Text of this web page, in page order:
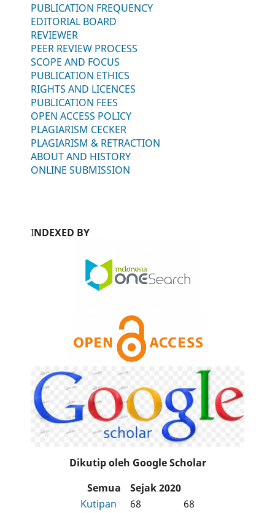
PUBLICATION FREQUENCY
EDITORIAL BOARD
REVIEWER
PEER REVIEW PROCESS
SCOPE AND FOCUS
PUBLICATION ETHICS
RIGHTS AND LICENCES
PUBLICATION FEES
OPEN ACCESS POLICY
PLAGIARISM CECKER
PLAGIARISM & RETRACTION
ABOUT AND HISTORY
ONLINE SUBMISSION
INDEXED BY
Dikutip oleh Google Scholar
Semua
Sejak 2020
Kutipan
68
68